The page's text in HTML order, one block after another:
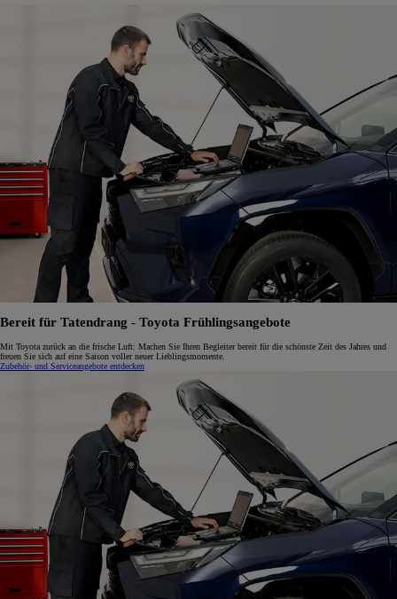
Bereit für Tatendrang - Toyota Frühlingsangebote
Mit Toyota zurück an die frische Luft: Machen Sie Ihren Begleiter bereit für die schönste Zeit des Jahres und
freuen Sie sich auf eine Saison voller neuer Lieblingsmomente.
Zubehör- und Serviceangebote entdecken